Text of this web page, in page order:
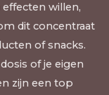
willen,
dit concentraat
of snacks.
of je eigen
zijn een top